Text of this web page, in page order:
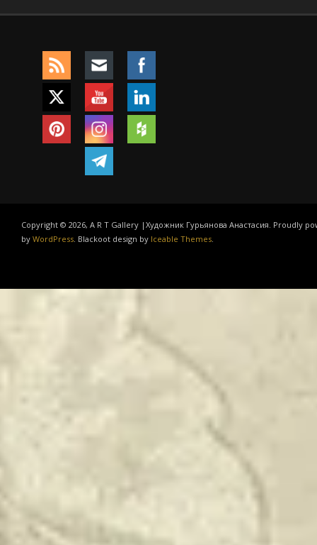
Copyright © 2026, A R T Gallery |Художник Гурьянова Анастасия. Proudly
by WordPress . Blackoot design by Iceable Themes